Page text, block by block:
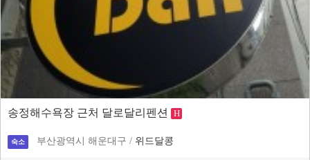
송정해수욕장 근처 달로달리펜션 H
숙소 부산광역시 해운대구 / 위드달콩